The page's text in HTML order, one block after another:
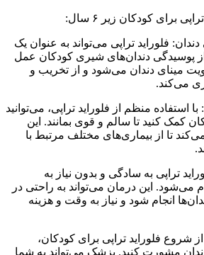
برای کودکان زیر ۶ سال:
فلوراید تراپی می‌تواند به عنوان یک
از پوسیدگی دندان‌های شیری کودکان عمل
مینای دندان می‌شود و از تخریب و
می‌کند.
استفاده منظم از فلوراید تراپی، می‌توانید
کمک کنید تا سالم و قوی بمانند. این
تا از بیماری‌های مختلف مرتبط با
تراپی به سادگی و بدون نیاز به
می‌شود. این درمان می‌تواند به راحتی در
انجام شود و نیاز به وقت و هزینه
شروع فلوراید تراپی برای کودکان،
مشورت کنید. پزشک می‌تواند به شما